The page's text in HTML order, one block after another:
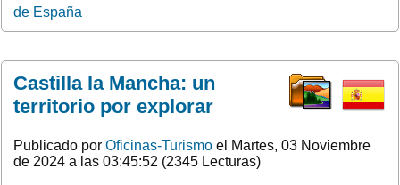
de España
Castilla la Mancha: un
territorio por explorar
Publicado por Oficinas-Turismo el Martes, 03 Noviembre
de 2024 a las 03:45:52 (2345 Lecturas)